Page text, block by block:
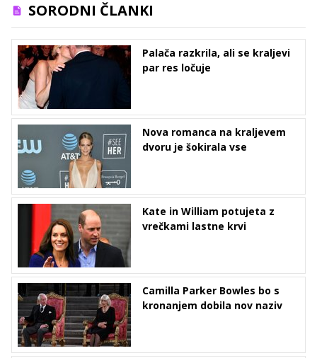
SORODNI ČLANKI
Palača razkrila, ali se kraljevi
par res ločuje
Nova romanca na kraljevem
dvoru je šokirala vse
Kate in William potujeta z
vrečkami lastne krvi
Camilla Parker Bowles bo s
kronanjem dobila nov naziv